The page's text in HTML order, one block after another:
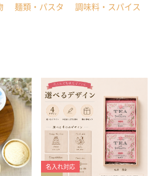
麺類・パスタ 調味料・スパイス